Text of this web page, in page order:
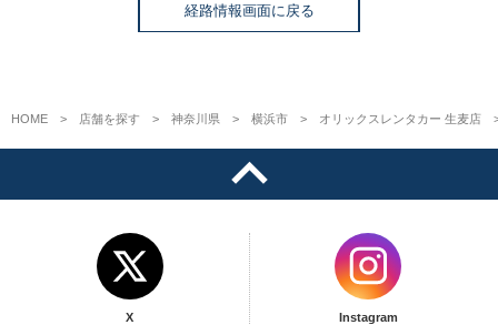
経路情報画面に戻る
HOME 店舗を探す 神奈川県 横浜市 オリックスレンタカー 生麦店
X
Instagram